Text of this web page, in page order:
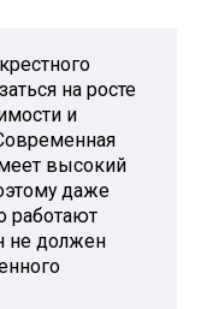
на росте
и
высокий
даже
работают
не должен